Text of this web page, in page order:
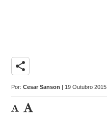
share
Por:Cesar Sanson | 19 Outubro 2015